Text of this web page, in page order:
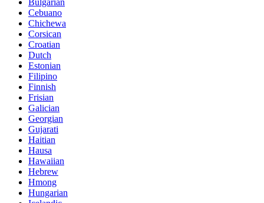
Cebuano
Chichewa
Corsican
Croatian
Dutch
Estonian
Filipino
Finnish
Frisian
Galician
Georgian
Gujarati
Haitian
Hausa
Hawaiian
Hebrew
Hmong
Hungarian